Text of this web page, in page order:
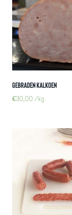
Gebraden kalkoen
€30,00 /kg